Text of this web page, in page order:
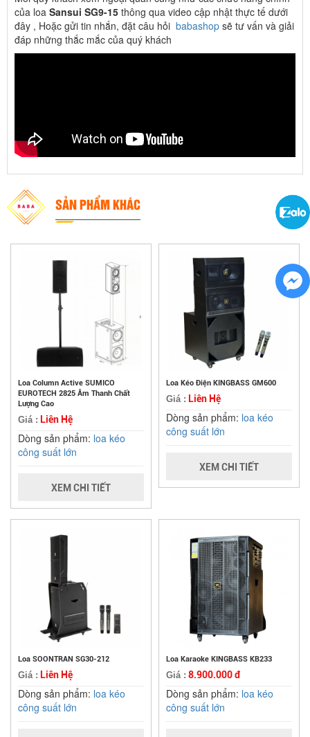
của loa Sansui SG9-15 thông qua video cập nhật thực tế dưới
đây , Hoặc gửi tin nhắn, đặt câu hỏi babashop sẽ tư vấn và giải
đáp những thắc mắc của quý khách
SẢN PHẨM KHÁC
Loa Column Active SUMICO
EUROTECH 2825 Âm Thanh Chất
Lượng Cao
Giá : Liên Hệ
Dòng sản phẩm: loa kéo
công suất lớn
XEM CHI TIẾT
Loa Kéo Điện KINGBASS GM600
Giá : Liên Hệ
Dòng sản phẩm: loa kéo
công suất lớn
XEM CHI TIẾT
Loa SOONTRAN SG30-212
Giá : Liên Hệ
Dòng sản phẩm: loa kéo
công suất lớn
Loa Karaoke KINGBASS KB233
Giá : 8.900.000 đ
Dòng sản phẩm: loa kéo
công suất lớn